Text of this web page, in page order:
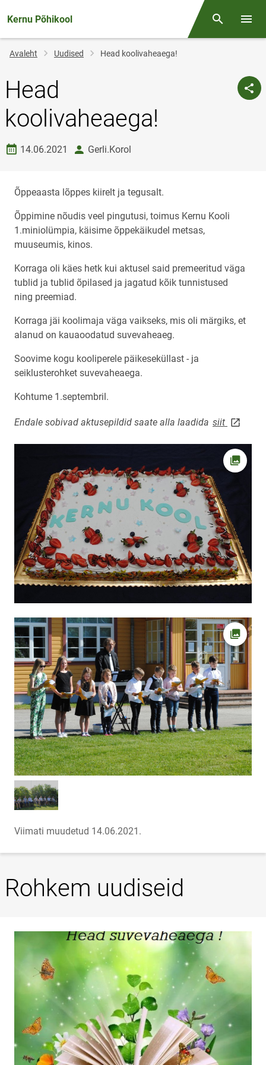
Kernu Põhikool Otsing
Jälglink
Avaleht Uudised Head koolivaheaega!
Head
koolivaheaega!
Loomise kuupäev
14.06.2021 autorGerli.Korol
Õppeaasta lõppes kiirelt ja tegusalt.
Õppimine nõudis veel pingutusi, toimus Kernu Kooli
1.miniolümpia, käisime õppekäikudel metsas,
muuseumis, kinos.
Korraga oli käes hetk kui aktusel said premeeritud väga
tublid ja tublid õpilased ja jagatud kõik tunnistused
ning preemiad.
Korraga jäi koolimaja väga vaikseks, mis oli märgiks, et
alanud on kauaoodatud suvevaheaeg.
Soovime kogu kooliperele päikeseküllast - ja
seiklusterohket suvevaheaega.
Kohtume 1.septembril.
Endale sobivad aktusepildid saate alla laadida siit link
Ava
Ava
Viimati muudetud 14.06.2021.
Rohkem uudiseid